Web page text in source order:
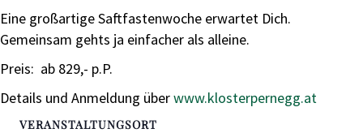
Eine großartige Saftfastenwoche erwartet Dich.
Gemeinsam gehts ja einfacher als alleine.
Preis: ab 829,- p.P.
Details und Anmeldung überwww.klosterpernegg.at
VERANSTALTUNGSORT